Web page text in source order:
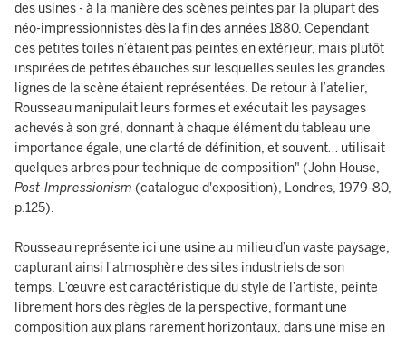
des usines - à la manière des scènes peintes par la plupart des
néo-impressionnistes dès la fin des années 1880. Cependant
ces petites toiles n’étaient pas peintes en extérieur, mais plutôt
inspirées de petites ébauches sur lesquelles seules les grandes
lignes de la scène étaient représentées. De retour à l’atelier,
Rousseau manipulait leurs formes et exécutait les paysages
achevés à son gré, donnant à chaque élément du tableau une
importance égale, une clarté de définition, et souvent… utilisait
quelques arbres pour technique de composition" (John House,
Post-Impressionism (catalogue d'exposition), Londres, 1979-80,
p.125).
Rousseau représente ici une usine au milieu d’un vaste paysage,
capturant ainsi l’atmosphère des sites industriels de son
temps. L’œuvre est caractéristique du style de l’artiste, peinte
librement hors des règles de la perspective, formant une
composition aux plans rarement horizontaux, dans une mise en